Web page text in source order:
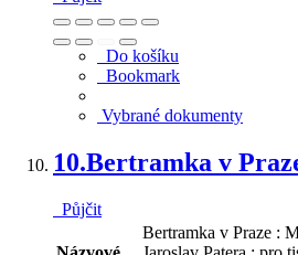
Do košíku
Bookmark
Vybrané dokumenty
10.Bertramka v
Půjčit
Bertramka v Praze :